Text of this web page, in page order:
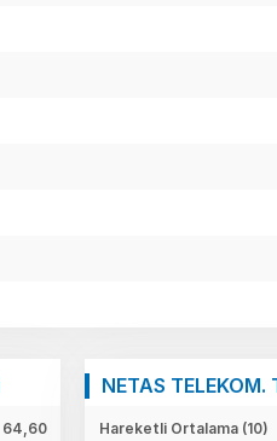
64,60
NETAS
Hareketli Ortalama (10)